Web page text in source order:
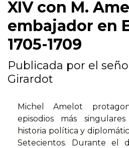
XIV con M.
embajador en
1705-1709
Publicada por el
Girardot
Michel Amelot
episodios más
historia política y
Setecientos. Durante el